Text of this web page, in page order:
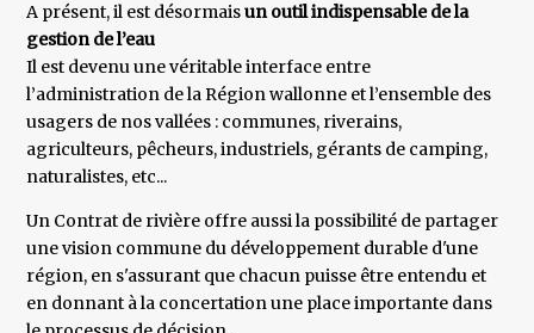
A présent, il est désormaisun outil indispensable de la
gestion de l’eau
Il est devenu une véritable interface entre
l’administration de la Région wallonne et l’ensemble des
usagers de nos vallées : communes, riverains,
agriculteurs, pêcheurs, industriels, gérants de camping,
naturalistes, etc...
Un Contrat de rivière offre aussi la possibilité de partager
une vision commune du développement durable d'une
région, en s'assurant que chacun puisse être entendu et
en donnant à la concertation une place importante dans